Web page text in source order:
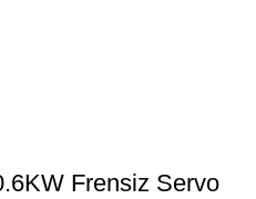
Frensiz Servo